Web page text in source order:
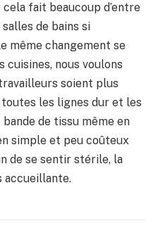
fait beaucoup d’entre
de bains si
même changement se
cuisines, nous voulons
soient plus
les lignes dur et les
de tissu même en
simple et peu coûteux
de se sentir stérile, la
accueillante.